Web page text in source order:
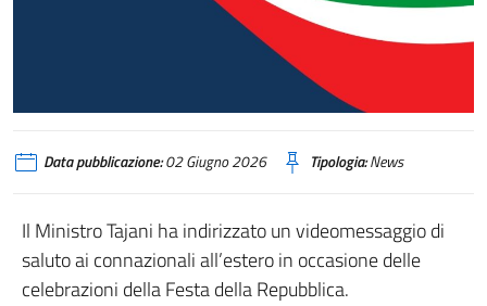
Data pubblicazione:02 Giugno 2026 Tipologia:News
Il Ministro Tajani ha indirizzato un videomessaggio di
saluto ai connazionali all’estero in occasione delle
celebrazioni della Festa della Repubblica.